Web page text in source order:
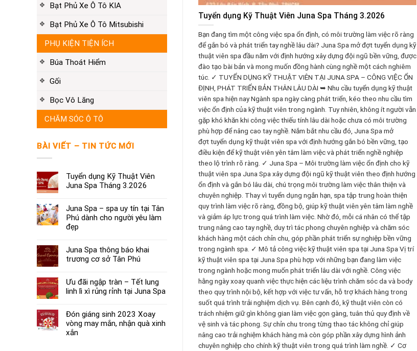
Bạt Phủ Xe Ô Tô KIA
Bạt Phủ Xe Ô Tô Mitsubishi
PHỤ KIỆN TIỆN ÍCH
Búa Thoát Hiểm
Gối
Bọc Vô Lăng
CHĂM SÓC Ô TÔ
BÀI VIẾT – TIN TỨC MỚI
Tuyển dụng Kỹ Thuật Viên
Juna Spa Tháng 3.2026
Juna Spa – spa uy tín tại Tân
Phú dành cho người yêu làm
đẹp
Juna Spa thông báo khai
trương cơ sở Tân Phú
Ưu đãi ngập tràn – Tết lung
linh lì xì rủng rỉnh tại Juna Spa
Đón giáng sinh 2023 Xoay
vòng may mắn, nhận quà xinh
xắn
Tuyển dụng Kỹ Thuật Viên Juna Spa Tháng 3.2026
Bạn đang tìm một công việc spa ổn định, có môi trường làm việc rõ ràng
để gắn bó và phát triển tay nghề lâu dài? Juna Spa mở đợt tuyển dụng kỹ
thuật viên spa đầu năm với định hướng xây dựng đội ngũ bền vững, được
đào tạo bài bản và mong muốn đồng hành cùng nghề một cách nghiêm
túc. ✓ TUYỂN DỤNG KỸ THUẬT VIÊN TẠI JUNA SPA – CÔNG VIỆC ỔN
ĐỊNH, PHÁT TRIỂN BẢN THÂN LÂU DÀI ➥ Nhu cầu tuyển dụng kỹ thuật
viên spa hiện nay Ngành spa ngày càng phát triển, kéo theo nhu cầu tìm
việc ổn định của kỹ thuật viên trong ngành. Tuy nhiên, không ít người vẫn
gặp khó khăn khi công việc thiếu tính lâu dài hoặc chưa có môi trường
phù hợp để nâng cao tay nghề. Nắm bắt nhu cầu đó, Juna Spa mở
đợt tuyển dụng kỹ thuật viên spa với định hướng gắn bó bền vững, tạo
điều kiện để kỹ thuật viên yên tâm làm việc và phát triển nghề nghiệp
theo lộ trình rõ ràng. ✓ Juna Spa – Môi trường làm việc ổn định cho kỹ
thuật viên spa Juna Spa xây dựng đội ngũ kỹ thuật viên theo định hướng
ổn định và gắn bó lâu dài, chú trọng môi trường làm việc thân thiện và
chuyên nghiệp. Thay vì tuyển dụng ngắn hạn, spa tập trung hoàn thiện
quy trình làm việc rõ ràng, đồng bộ, giúp kỹ thuật viên yên tâm làm nghề
và giảm áp lực trong quá trình làm việc. Nhờ đó, mỗi cá nhân có thể tập
trung nâng cao tay nghề, duy trì tác phong chuyên nghiệp và chăm sóc
khách hàng một cách chỉn chu, góp phần phát triển sự nghiệp bền vững
trong ngành spa. ✓ Mô tả công việc kỹ thuật viên spa tại Juna Spa Vị trí
kỹ thuật viên spa tại Juna Spa phù hợp với những bạn đang làm việc
trong ngành hoặc mong muốn phát triển lâu dài với nghề. Công việc
hằng ngày xoay quanh việc thực hiện các liệu trình chăm sóc da và body
theo quy trình nội bộ, kết hợp với việc tư vấn, hỗ trợ khách hàng trong
suốt quá trình trải nghiệm dịch vụ. Bên cạnh đó, kỹ thuật viên còn có
trách nhiệm giữ gìn không gian làm việc gọn gàng, tuân thủ quy định về
vệ sinh và tác phong. Sự chỉn chu trong từng thao tác không chỉ giúp
nâng cao trải nghiệm khách hàng mà còn góp phần xây dựng hình ảnh
chuyên nghiệp cho chính kỹ thuật viên trong quá trình làm nghề. ✓ Cơ